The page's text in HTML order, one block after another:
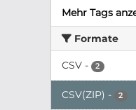
Mehr Tags
Formate
CSV - 2
CSV(ZIP) - 2